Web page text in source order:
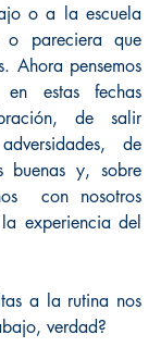
o a la escuela
o pareciera que
Ahora pensemos
estas fechas
de salir
de
buenas y, sobre
con nosotros
experiencia del
a la rutina nos
verdad?